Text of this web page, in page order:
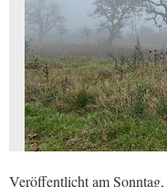
Veröffentlicht am